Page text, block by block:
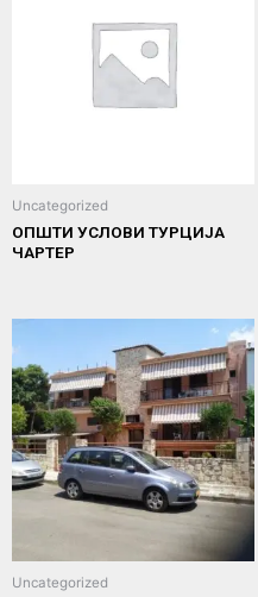
Uncategorized
ОПШТИ УСЛОВИ ТУРЦИЈА
ЧАРТЕР
Uncategorized